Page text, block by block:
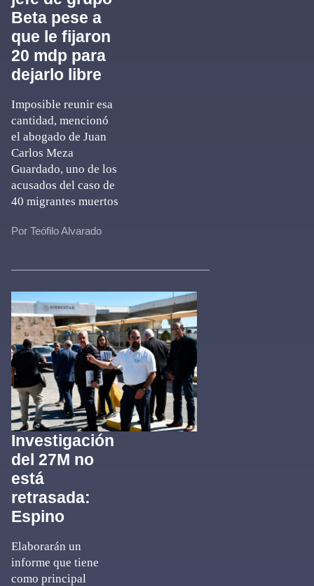
Beta pese a
que le fijaron
20 mdp para
dejarlo libre
Imposible reunir esa
cantidad, mencionó
el abogado de Juan
Carlos Meza
Guardado, uno de los
acusados del caso de
40 migrantes muertos
Por Teófilo Alvarado
Investigación
del 27M no
está
retrasada:
Espino
Elaborarán un
informe que tiene
como principal